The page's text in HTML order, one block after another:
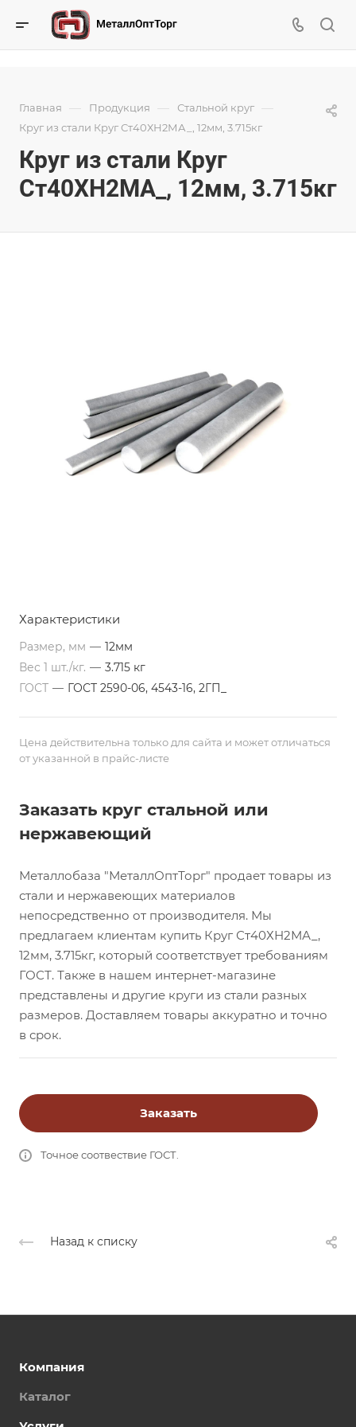
Главная — Продукция — Стальной круг —
Круг из стали Круг Ст40ХН2МА_, 12мм, 3.715кг
Круг из стали Круг
Ст40ХН2МА_, 12мм, 3.715кг
Характеристики
Размер, мм — 12мм
Вес 1 шт./кг. — 3.715 кг
ГОСТ — ГОСТ 2590-06, 4543-16, 2ГП_
Цена действительна только для сайта и может отличаться
от указанной в прайс-листе
Заказать круг стальной или
нержавеющий
Металлобаза "МеталлОптТорг" продает товары из
стали и нержавеющих материалов
непосредственно от производителя. Мы
предлагаем клиентам купить Круг Ст40ХН2МА_,
12мм, 3.715кг, который соответствует требованиям
ГОСТ. Также в нашем интернет-магазине
представлены и другие круги из стали разных
размеров. Доставляем товары аккуратно и точно
в срок.
Заказать
Точное соотвествие ГОСТ.
Назад к списку
Компания
Каталог